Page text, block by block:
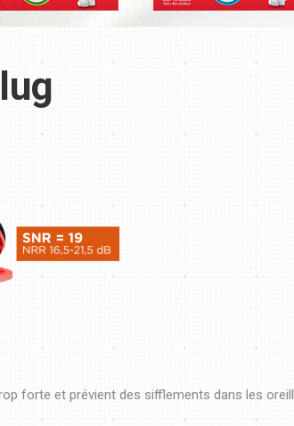
forte et prévient des sifflements dans les